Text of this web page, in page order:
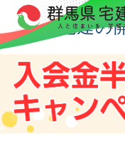
群馬宅建の